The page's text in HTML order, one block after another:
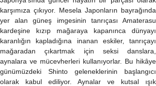
karşımıza çıkıyor. Mesela Japonların bayrağında
yer alan güneş imgesinin tanrıçası Amaterasu
kardeşine kızıp mağaraya kapanınca dünyayı
karanlığın kapladığına inanan eskiler, tanrıçayı
mağaradan çıkartmak için seksi danslara,
aynalara ve mücevherleri kullanıyorlar. Bu hikâye
günümüzdeki Shinto geleneklerinin başlangıcı
olarak kabul ediliyor. Aynalar ve kutsal ışık